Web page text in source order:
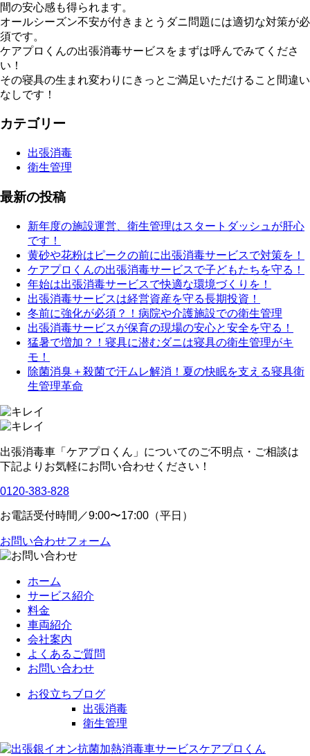
間の安心感も得られます。
オールシーズン不安が付きまとうダニ問題には適切な対策が必
須です。
ケアプロくんの出張消毒サービスをまずは呼んでみてくださ
い！
その寝具の生まれ変わりにきっとご満足いただけること間違い
なしです！
カテゴリー
出張消毒
衛生管理
最新の投稿
新年度の施設運営、衛生管理はスタートダッシュが肝心
です！
黄砂や花粉はピークの前に出張消毒サービスで対策を！
ケアプロくんの出張消毒サービスで子どもたちを守る！
年始は出張消毒サービスで快適な環境づくりを！
出張消毒サービスは経営資産を守る長期投資！
冬前に強化が必須？！病院や介護施設での衛生管理
出張消毒サービスが保育の現場の安心と安全を守る！
猛暑で増加？！寝具に潜むダニは寝具の衛生管理がキ
モ！
除菌消臭＋殺菌で汗ムレ解消！夏の快眠を支える寝具衛
生管理革命
出張消毒車「ケアプロくん」についてのご不明点・ご相談は
下記よりお気軽にお問い合わせください！
0120-383-828
お電話受付時間／9:00〜17:00（平日）
お問い合わせフォーム
ホーム
サービス紹介
料金
車両紹介
会社案内
よくあるご質問
お問い合わせ
お役立ちブログ
出張消毒
衛生管理